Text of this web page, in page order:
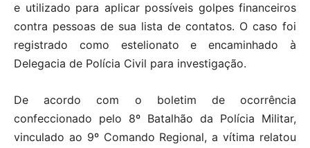
e utilizado para aplicar possíveis golpes financeiros
contra pessoas de sua lista de contatos. O caso foi
registrado como estelionato e encaminhado à
Delegacia de Polícia Civil para investigação.
De acordo com o boletim de ocorrência
confeccionado pelo 8º Batalhão da Polícia Militar,
vinculado ao 9º Comando Regional, a vítima relatou